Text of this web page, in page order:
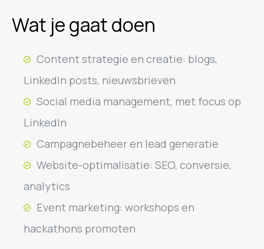
Wat je gaat doen
Content strategie en creatie: blogs,
LinkedIn posts, nieuwsbrieven
Social media management, met focus op
LinkedIn
Campagnebeheer en lead generatie
Website-optimalisatie: SEO, conversie,
analytics
Event marketing: workshops en
hackathons promoten